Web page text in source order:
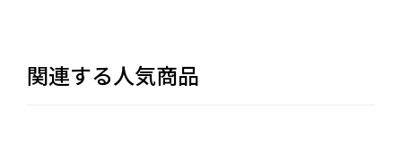
関連する人気商品